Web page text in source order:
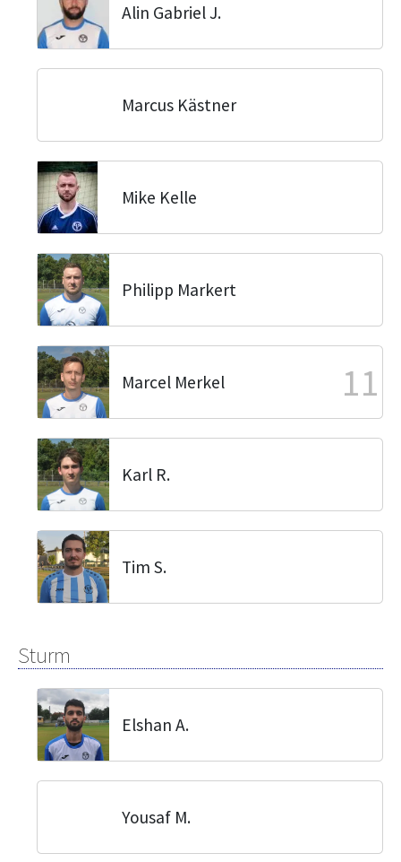
Alin Gabriel J.
Marcus Kästner
Mike Kelle
Philipp Markert
Marcel Merkel 11
Karl R.
Tim S.
Sturm
Elshan A.
Yousaf M.